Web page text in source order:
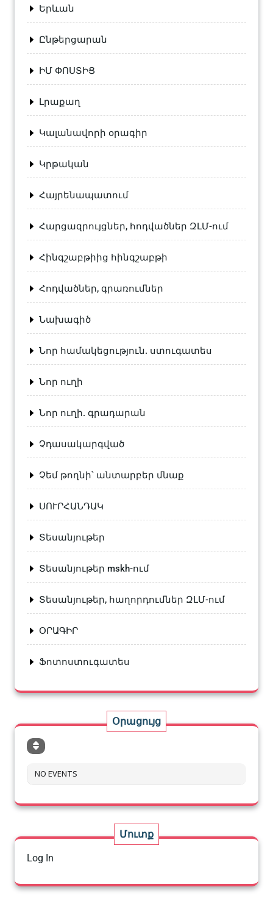
Երևան
Ընթերցարան
ԻՄ ՓՈՍՏԻՑ
Լրաքաղ
Կալանավորի օրագիր
Կրթական
Հայրենապատում
Հարցազրույցներ, հոդվածներ ԶԼՄ-ում
Հինգշաբթիից հինգշաբթի
Հոդվածներ, գրառումներ
Նախագիծ
Նոր համակեցություն. ստուգատես
Նոր ուղի
Նոր ուղի. գրադարան
Չդասակարգված
Չեմ թողնի՝ անտարբեր մնաք
ՍՈՒՐՀԱՆԴԱԿ
Տեսանյութեր
Տեսանյութեր mskh-ում
Տեսանյութեր, հաղորդումներ ԶԼՄ-ում
ՕՐԱԳԻՐ
Ֆոտոստուգատես
Օրացույց
NO EVENTS
Մուտք
Log In